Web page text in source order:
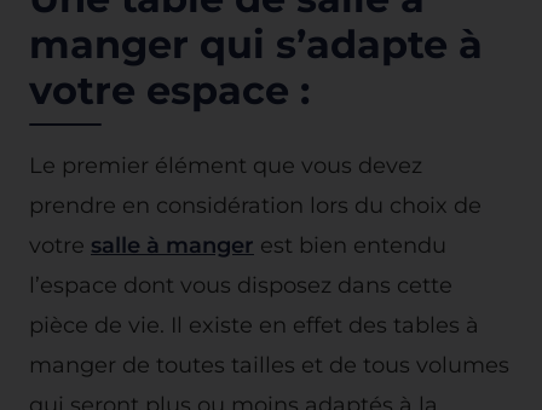
manger qui s’adapte à
votre espace :
Le premier élément que vous devez
prendre en considération lors du choix de
votre salle à manger est bien entendu
l’espace dont vous disposez dans cette
pièce de vie. Il existe en effet des tables à
manger de toutes tailles et de tous volumes
qui seront plus ou moins adaptés à la